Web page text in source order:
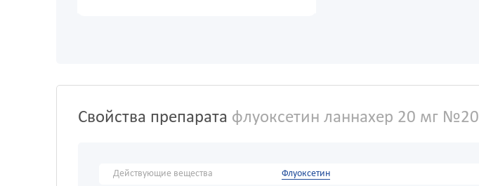
Свойства препарата флуоксетин ланнахер 20 мг №20
Действующие вещества
Флуоксетин